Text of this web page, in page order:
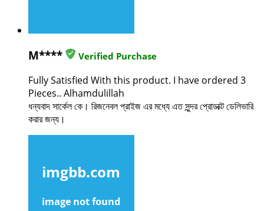
M**** Verified Purchase
Fully Satisfied With this product. I have ordered 3
Pieces.. Alhamdulillah
ধন্যবাদ সার্কেল কে। রিজনেবল প্রাইজ এর মধ্যে এত সুন্দর প্রোডাক্ট ডেলিভারি
করার জন্য।